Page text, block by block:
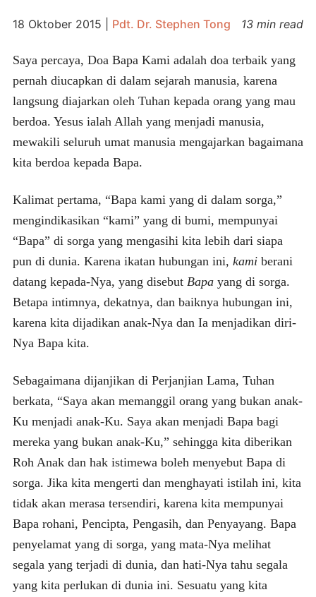
18 Oktober 2015 Pdt. Dr. Stephen Tong 13 min read
Saya percaya, Doa Bapa Kami adalah doa terbaik yang
pernah diucapkan di dalam sejarah manusia, karena
langsung diajarkan oleh Tuhan kepada orang yang mau
berdoa. Yesus ialah Allah yang menjadi manusia,
mewakili seluruh umat manusia mengajarkan bagaimana
kita berdoa kepada Bapa.
Kalimat pertama, “Bapa kami yang di dalam sorga,”
mengindikasikan “kami” yang di bumi, mempunyai
“Bapa” di sorga yang mengasihi kita lebih dari siapa
pun di dunia. Karena ikatan hubungan ini, kamiberani
datang kepada-Nya, yang disebut Bapayang di sorga.
Betapa intimnya, dekatnya, dan baiknya hubungan ini,
karena kita dijadikan anak-Nya dan Ia menjadikan diri-
Nya Bapa kita.
Sebagaimana dijanjikan di Perjanjian Lama, Tuhan
berkata, “Saya akan memanggil orang yang bukan anak-
Ku menjadi anak-Ku. Saya akan menjadi Bapa bagi
mereka yang bukan anak-Ku,” sehingga kita diberikan
Roh Anak dan hak istimewa boleh menyebut Bapa di
sorga. Jika kita mengerti dan menghayati istilah ini, kita
tidak akan merasa tersendiri, karena kita mempunyai
Bapa rohani, Pencipta, Pengasih, dan Penyayang. Bapa
penyelamat yang di sorga, yang mata-Nya melihat
segala yang terjadi di dunia, dan hati-Nya tahu segala
yang kita perlukan di dunia ini. Sesuatu yang kita